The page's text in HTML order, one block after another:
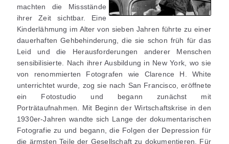
machten die Missstände
ihrer Zeit sichtbar. Eine
Kinderlähmung im Alter von sieben Jahren führte zu einer
dauerhaften Gehbehinderung, die sie schon früh für das
Leid und die Herausforderungen anderer Menschen
sensibilisierte. Nach ihrer Ausbildung in New York, wo sie
von renommierten Fotografen wie Clarence H. White
unterrichtet wurde, zog sie nach San Francisco, eröffnete
ein Fotostudio und begann zunächst mit
Porträtaufnahmen. Mit Beginn der Wirtschaftskrise in den
1930er-Jahren wandte sich Lange der dokumentarischen
Fotografie zu und begann, die Folgen der Depression für
die ärmsten Teile der Gesellschaft zu dokumentieren. Für